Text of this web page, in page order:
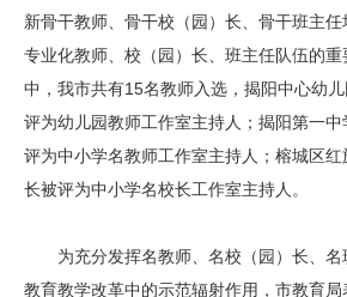
新骨干教师、骨干校（园）长、骨干班主
专业化教师、校（园）长、班主任队伍的
中，我市共有15名教师入选，揭阳中心幼
评为幼儿园教师工作室主持人；揭阳第一
评为中小学名教师工作室主持人；榕城区
长被评为中小学名校长工作室主持人。
为充分发挥名教师、名校（园）长、名
教育教学改革中的示范辐射作用，市教育